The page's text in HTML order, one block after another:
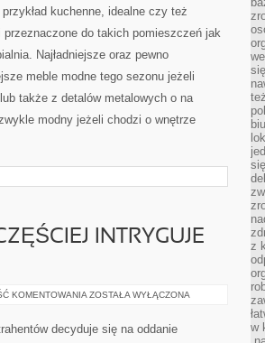
SPRZĘTY
JAK
PRZYKŁAD
KUCHENNE
kuchenne, idealne czy też
przeznaczone do takich pomieszczeń jak
Najładniejsze oraz pewno
meble modne tego sezonu jeżeli
także z detalów metalowych o na
modny jeżeli chodzi o wnętrze
INTRYGUJE
KOMENTOWANIA MŁODY
INTRYGUJE
SIĘ
ZOSTAŁA WYŁĄCZONA
decyduje się na oddanie
z
w